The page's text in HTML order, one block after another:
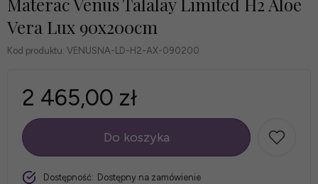
Vera Lux 90x200cm
Kod produktu: VENUSNA-LD-H2-AX-090200
2 465,00 zł
szt.
Do koszyka
Dostępność: Dostępny na zamówienie